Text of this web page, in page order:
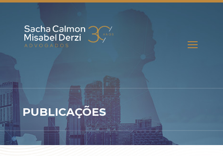
PUBLICAÇÕES